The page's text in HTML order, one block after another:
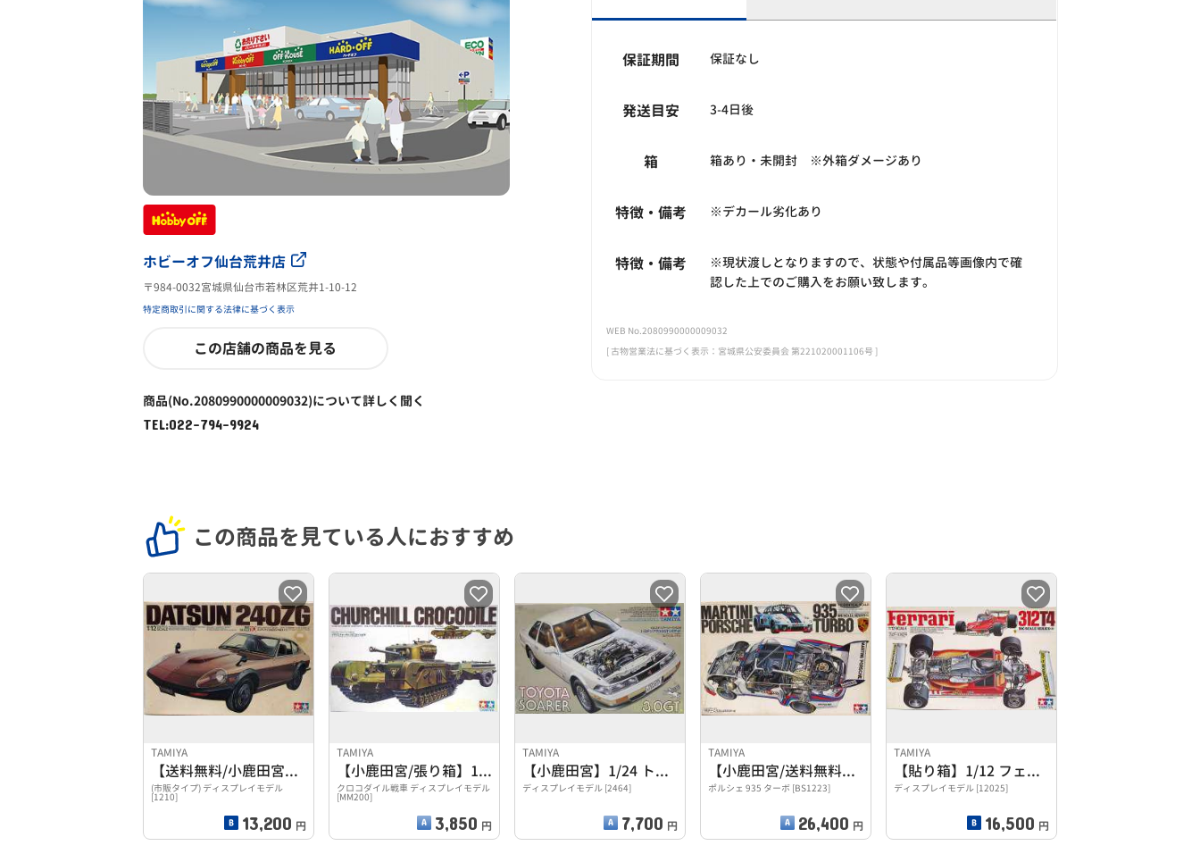
ホビーオフ仙台荒井店
〒984-0032宮城県仙台市若林区荒井1-10-12
特定商取引に関する法律に基づく表示
この店舗の商品を見る
商品(No.2080990000009032)について詳しく聞く
TEL:022-794-9924
保証期間 保証なし
発送目安 3-4日後
箱 箱あり・未開封 ※外箱ダメージあり
特徴・備考 ※デカール劣化あり
特徴・備考
※現状渡しとなりますので、状態や付属品等画像内で確
認した上でのご購入をお願い致します。
WEB No.2080990000009032
[ 古物営業法に基づく表示：宮城県公安委員会 第221020001106号 ]
この商品を見ている人におすすめ
TAMIYA
【送料無料/小鹿田宮】1/12 フェアレディ 240ZG
(市販タイプ) ディスプレイモデル
[1210]
13,200 円
TAMIYA
【小鹿田宮/張り箱】1/35 イギリス チャーチル
クロコダイル戦車 ディスプレイモデル
[MM200]
3,850 円
TAMIYA
【小鹿田宮】1/24 トヨタ ソアラ 3.0GT リミテッド
ディスプレイモデル [2464]
7,700 円
TAMIYA
【小鹿田宮/送料無料】1/12 マルティーニ
ポルシェ 935 ターボ [BS1223]
26,400 円
TAMIYA
【貼り箱】1/12 フェラーリ312T4
ディスプレイモデル [12025]
16,500 円